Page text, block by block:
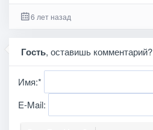
6 лет назад
Гость, оставишь комментарий?
Имя:*
E-Mail: